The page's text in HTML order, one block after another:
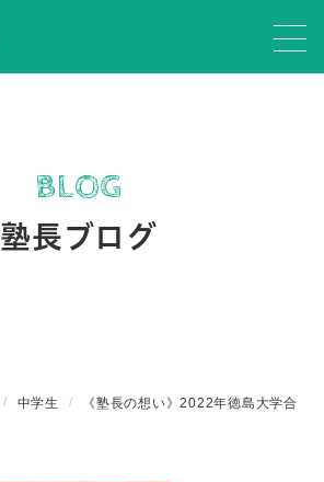
BLOG
塾長ブログ
中学生
《塾長の想い》2022年徳島大学合